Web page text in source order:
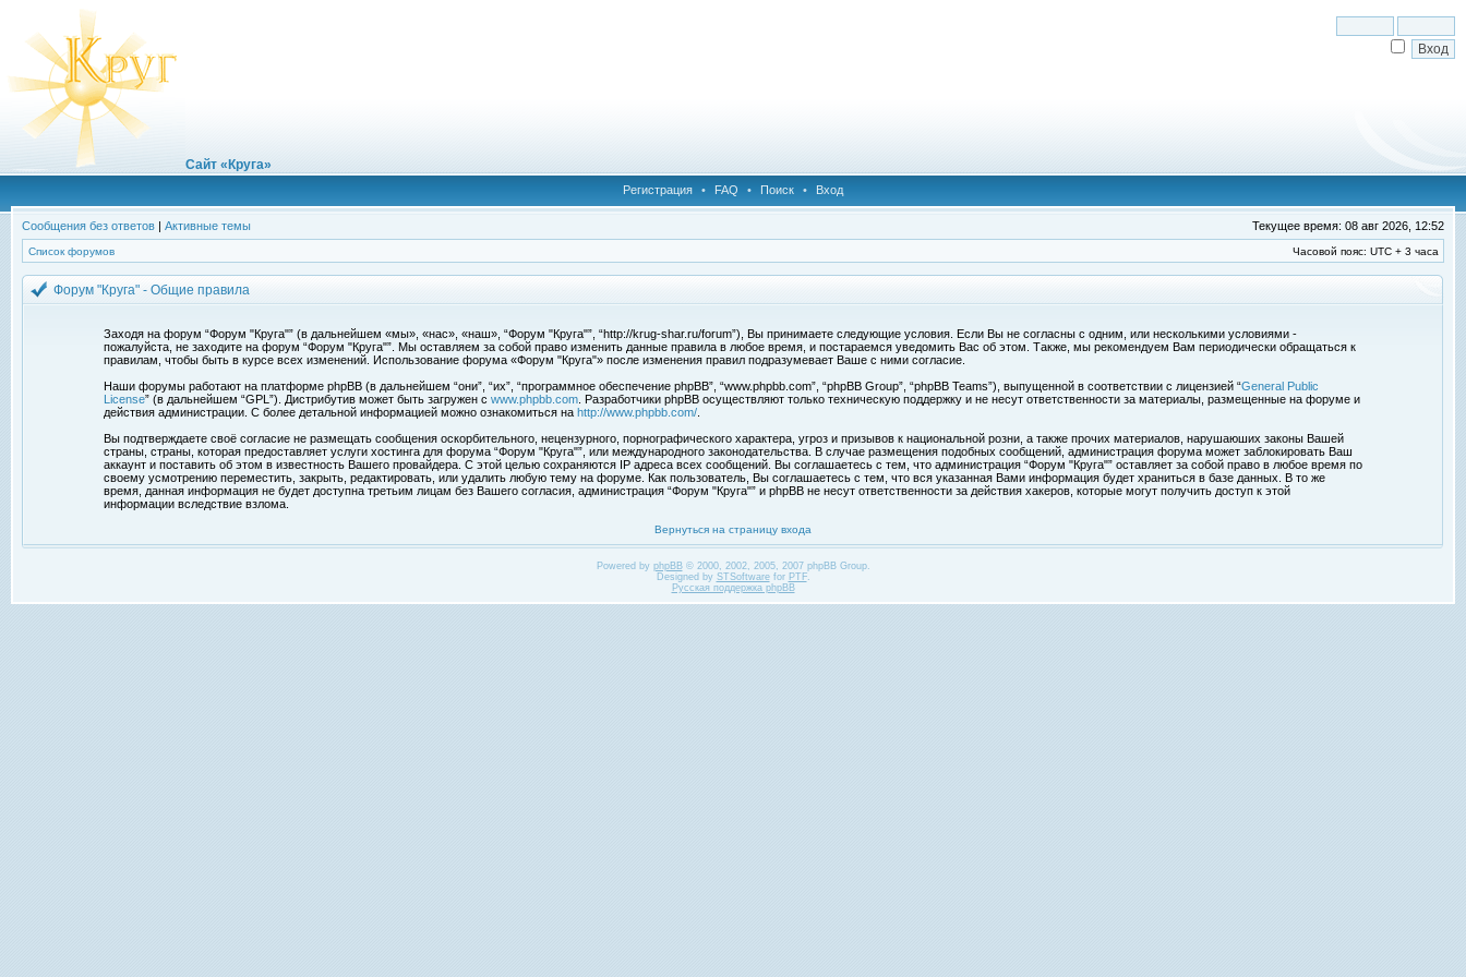
Сайт «Круга»
Регистрация • FAQ • Поиск • Вход
Сообщения без ответов | Активные темы Текущее время: 08 авг 2026, 12:52
Список форумов Часовой пояс: UTC + 3 часа
Форум "Круга" - Общие правила
Заходя на форум “Форум "Круга"” (в дальнейшем «мы», «нас», «наш», “Форум "Круга"”, “http://krug-shar.ru/forum”), Вы принимаете следующие условия. Если Вы не согласны с одним, или несколькими условиями -
пожалуйста, не заходите на форум “Форум "Круга"”. Мы оставляем за собой право изменить данные правила в любое время, и постараемся уведомить Вас об этом. Также, мы рекомендуем Вам периодически обращаться к
правилам, чтобы быть в курсе всех изменений. Использование форума «Форум "Круга"» после изменения правил подразумевает Ваше с ними согласие.
Наши форумы работают на платформе phpBB (в дальнейшем “они”, “их”, “программное обеспечение phpBB”, “www.phpbb.com”, “phpBB Group”, “phpBB Teams”), выпущенной в соответствии с лицензией “General Public
License” (в дальнейшем “GPL”). Дистрибутив может быть загружен с www.phpbb.com . Разработчики phpBB осуществляют только техническую поддержку и не несут ответственности за материалы, размещенные на форуме и
действия администрации. С более детальной информацией можно ознакомиться на http://www.phpbb.com/
Вы подтверждаете своё согласие не размещать сообщения оскорбительного, нецензурного, порнографического характера, угроз и призывов к национальной розни, а также прочих материалов, нарушаюших законы Вашей
страны, страны, которая предоставляет услуги хостинга для форума “Форум "Круга"”, или международного законодательства. В случае размещения подобных сообщений, администрация форума может заблокировать Ваш
аккаунт и поставить об этом в известность Вашего провайдера. С этой целью сохраняются IP адреса всех сообщений. Вы соглашаетесь с тем, что администрация “Форум "Круга"” оставляет за собой право в любое время по
своему усмотрению переместить, закрыть, редактировать, или удалить любую тему на форуме. Как пользователь, Вы соглашаетесь с тем, что вся указанная Вами информация будет храниться в базе данных. В то же
время, данная информация не будет доступна третьим лицам без Вашего согласия, администрация “Форум "Круга"” и phpBB не несут ответственности за действия хакеров, которые могут получить доступ к этой
информации вследствие взлома.
Вернуться на страницу входа
Powered by phpBB© 2000, 2002, 2005, 2007 phpBB Group.
Designed by STSoftwarefor PTF.
Русская поддержка phpBB